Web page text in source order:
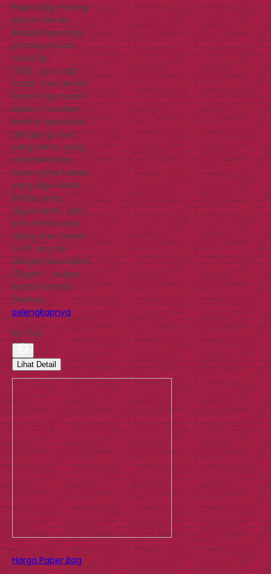
Paper Bag Printing
Murah Desain
Bebas Paper bag
printing murah
mulai Rp.
1.000,-/pcs saja
sudah free desain.
Paper bag murah
bukan murahan
karena diproduksi
dengan proses
yang sama, yang
membedakan
hanya jenis bahan
yang digunakan.
Bahan yang
diguanakan, yaitu
jenis kertas daur
ulang atau brwon
craft recycle
dengan ketebalan
125gsm – bukan
kertas samson.
(Kertas…
selengkapnya
Rp 1.500
Lihat Detail
Harga Paper Bag